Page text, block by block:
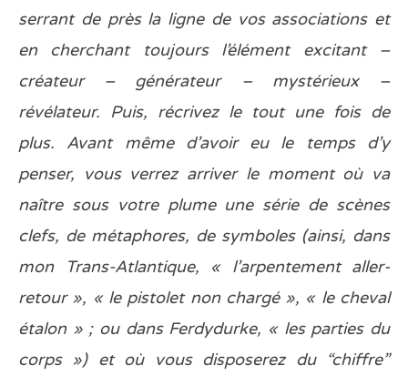
serrant de près la ligne de vos associations et
en cherchant toujours l’élément excitant –
créateur – générateur – mystérieux –
révélateur. Puis, récrivez le tout une fois de
plus. Avant même d’avoir eu le temps d’y
penser, vous verrez arriver le moment où va
naître sous votre plume une série de scènes
clefs, de métaphores, de symboles (ainsi, dans
mon Trans-Atlantique, « l’arpentement aller-
retour », « le pistolet non chargé », « le cheval
étalon » ; ou dans Ferdydurke, « les parties du
corps ») et où vous disposerez du “chiffre”